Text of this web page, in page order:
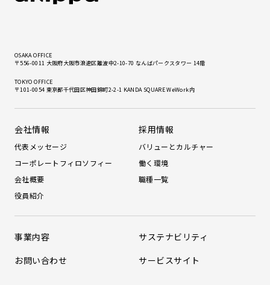
OSAKA OFFICE
〒556-0011 大阪府大阪市浪速区難波中2-10-70 なんばパークスタワー 14階
TOKYO OFFICE
〒101-0054 東京都千代田区神田錦町2-2-1 KANDA SQUARE WeWork内
会社情報
代表メッセージ
コーポレートフィロソフィー
会社概要
役員紹介
採用情報
バリューとカルチャー
働く環境
職種一覧
事業内容
サステナビリティ
お問い合わせ
サービスサイト